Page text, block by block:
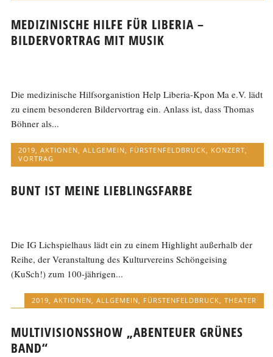
MEDIZINISCHE HILFE FÜR LIBERIA –
BILDERVORTRAG MIT MUSIK
Die medizinische Hilfsorganistion Help Liberia-Kpon Ma e.V. lädt
zu einem besonderen Bildervortrag ein. Anlass ist, dass Thomas
Böhner als...
2019 ,AKTIONEN ,ALLGEMEIN FÜRSTENFELDBRUCK KONZERT
VORTRAG
BUNT IST MEINE LIEBLINGSFARBE
Die IG Lichspielhaus lädt ein zu einem Highlight außerhalb der
Reihe, der Veranstaltung des Kulturvereins Schöngeising
(KuSch!) zum 100-jährigen...
2019, AKTIONEN, ALLGEMEIN, FÜRSTENFELDBRUCK, THEATER
MULTIVISIONSSHOW „ABENTEUER GRÜNES
BAND“